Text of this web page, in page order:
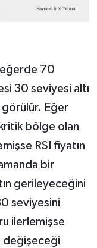
70
30 seviyesi altı
görülür. Eğer
bölge olan
RSI fiyatın
bir
gerileyeceğini
seviyesini
ilerlemişse
değişeceği